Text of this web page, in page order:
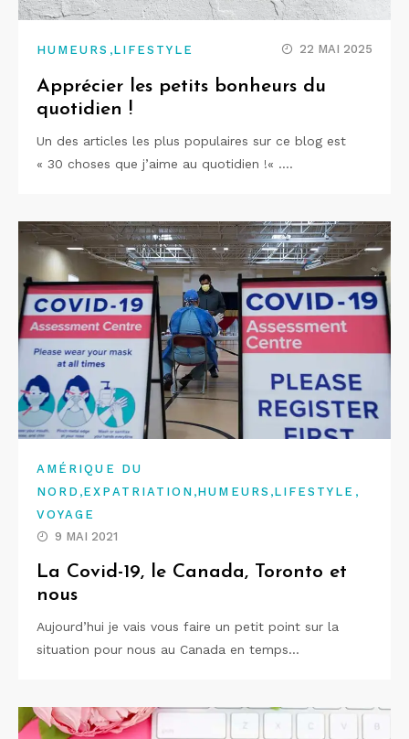
HUMEURS ,LIFESTYLE 22 MAI 2025
Apprécier les petits bonheurs du
quotidien !
Un des articles les plus populaires sur ce blog est
« 30 choses que j’aime au quotidien !« .…
AMÉRIQUE DU
NORD ,EXPATRIATION ,HUMEURS ,LIFESTYLE ,
VOYAGE
9 MAI 2021
La Covid-19, le Canada, Toronto et
nous
Aujourd’hui je vais vous faire un petit point sur la
situation pour nous au Canada en temps…